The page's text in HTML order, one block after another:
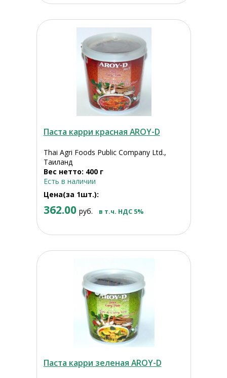
Паста карри красная AROY-D
Thai Agri Foods Public Company Ltd.,
Таиланд
Вес нетто: 400 г
Есть в наличии
Цена(за 1шт.):
362.00 руб. в т.ч. НДС 5%
Паста карри зеленая AROY-D